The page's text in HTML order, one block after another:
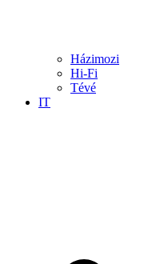
Házimozi
Hi-Fi
Tévé
IT